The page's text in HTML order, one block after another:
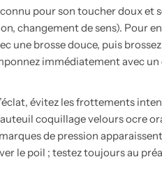
pour son toucher doux et
changement de sens). Pour
une brosse douce, puis
immédiatement avec
évitez les frottements
coquillage velours ocre
de pression
le poil ; testez toujours au